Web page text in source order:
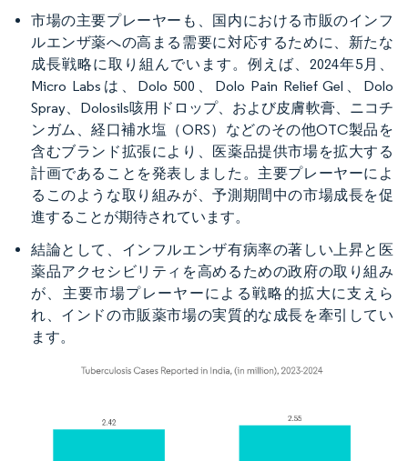
市場の主要プレーヤーも、国内における市販のインフ
ルエンザ薬への高まる需要に対応するために、新たな
成長戦略に取り組んでいます。例えば、2024年5月、
Micro Labsは、Dolo 500、Dolo Pain Relief Gel、Dolo
Spray、Dolosils咳用ドロップ、および皮膚軟膏、ニコチ
ンガム、経口補水塩（ORS）などのその他OTC製品を
含むブランド拡張により、医薬品提供市場を拡大する
計画であることを発表しました。主要プレーヤーによ
るこのような取り組みが、予測期間中の市場成長を促
進することが期待されています。
結論として、インフルエンザ有病率の著しい上昇と医
薬品アクセシビリティを高めるための政府の取り組み
が、主要市場プレーヤーによる戦略的拡大に支えら
れ、インドの市販薬市場の実質的な成長を牽引してい
ます。